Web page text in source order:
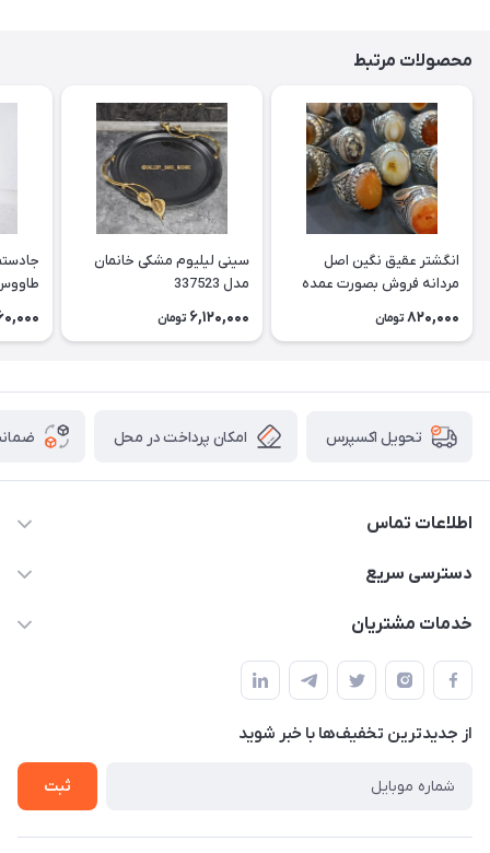
محصولات مرتبط
انگشتر عقیق نگین اصل
مردانه فروش بصورت عمده
3عدد هست فروش بصورت
820,000 تومان
سینی لیلیوم مشکی خانمان
مدل 337523
6,120,000 تومان
تحویل اکسپرس امکان پرداخت در محل
اطلاعات تماس
09124780957
دسترسی سریع
حساب کاربری
لیست محصولات
درباره ما
خدمات مشتریان
قوانین و مقررات
حریم خصوصی
راهنما
از جدید‌ترین تخفیف‌ها با‌ خبر شوید
ثبت